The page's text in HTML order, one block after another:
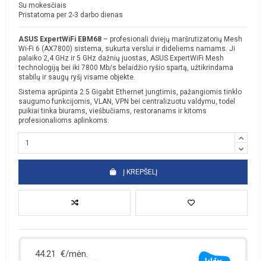
Su mokesčiais
Pristatoma per 2-3 darbo dienas
ASUS ExpertWiFi EBM68 – profesionali dviejų maršrutizatorių Mesh
Wi-Fi 6 (AX7800) sistema, sukurta verslui ir dideliems namams. Ji
palaiko 2,4 GHz ir 5 GHz dažnių juostas, ASUS ExpertWiFi Mesh
technologiją bei iki 7800 Mb/s belaidžio ryšio spartą, užtikrindama
stabilų ir saugų ryšį visame objekte.
Sistema aprūpinta 2.5 Gigabit Ethernet jungtimis, pažangiomis tinklo
saugumo funkcijomis, VLAN, VPN bei centralizuotu valdymu, todėl
puikiai tinka biurams, viešbučiams, restoranams ir kitoms
profesionalioms aplinkoms.
Į KREPŠELĮ